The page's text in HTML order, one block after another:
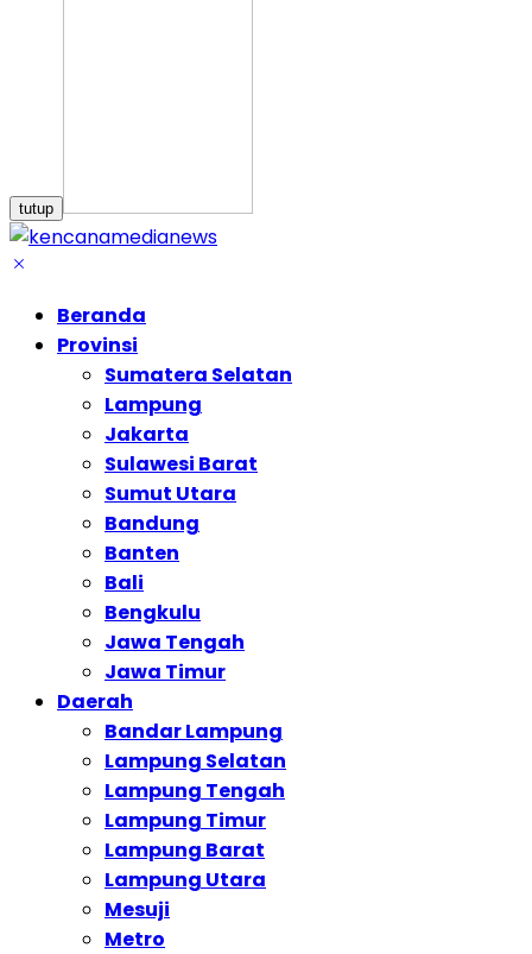
tutup
Beranda
Provinsi
Sumatera Selatan
Lampung
Jakarta
Sulawesi Barat
Sumut Utara
Bandung
Banten
Bali
Bengkulu
Jawa Tengah
Jawa Timur
Daerah
Bandar Lampung
Lampung Selatan
Lampung Tengah
Lampung Timur
Lampung Barat
Lampung Utara
Mesuji
Metro